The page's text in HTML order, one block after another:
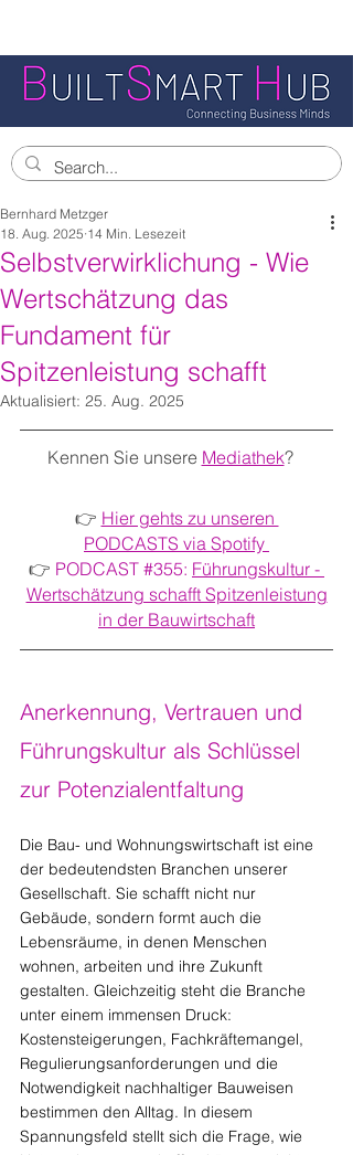
Selbstverwirklichung - Wie
Wertschätzung das
Fundament für
Spitzenleistung schafft
Bernhard Metzger
18. Aug. 2025 14 Min. Lesezeit
Aktualisiert: 25. Aug. 2025
Kennen Sie unsere Mediathek?
👉 Hier gehts zu unseren
PODCASTS via Spotify
👉 PODCAST #355: Führungskultur -
Wertschätzung schafft Spitzenleistung
in der Bauwirtschaft
Anerkennung, Vertrauen und
Führungskultur als Schlüssel
zur Potenzialentfaltung
Die Bau- und Wohnungswirtschaft ist eine
der bedeutendsten Branchen unserer
Gesellschaft. Sie schafft nicht nur
Gebäude, sondern formt auch die
Lebensräume, in denen Menschen
wohnen, arbeiten und ihre Zukunft
gestalten. Gleichzeitig steht die Branche
unter einem immensen Druck:
Kostensteigerungen, Fachkräftemangel,
Regulierungsanforderungen und die
Notwendigkeit nachhaltiger Bauweisen
bestimmen den Alltag. In diesem
Spannungsfeld stellt sich die Frage, wie